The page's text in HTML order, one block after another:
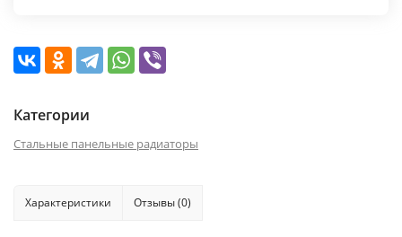
Категории
Стальные панельные радиаторы
Характеристики Отзывы (0)